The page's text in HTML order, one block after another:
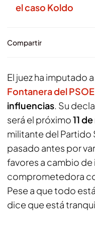
el caso Koldo
Compartir
El juez ha imputado a
Fontanera del
influencias. Su
será el próximo11
militante del Partido
pasado antes por
favores a cambio
comprometedora
Pese a que todo
dice que está